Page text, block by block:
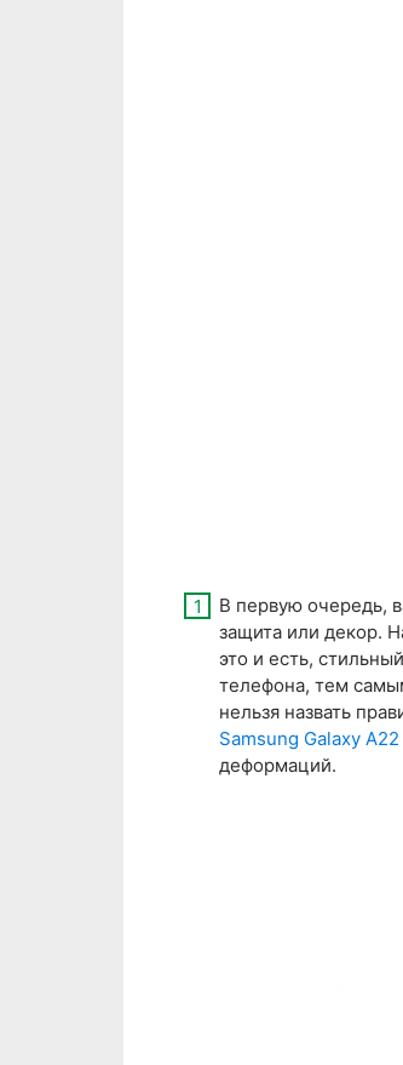
В первую очередь,
защита или декор.
это и есть,
телефона, тем
нельзя назвать
Samsung Galaxy A22
деформаций.